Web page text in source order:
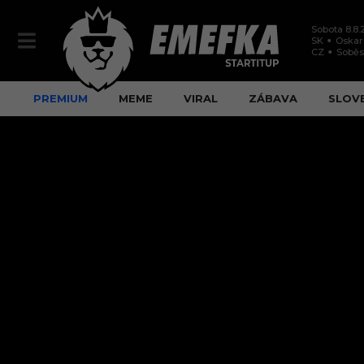
Sobota
SK
Oskar
CZ
PREMIUM MEME VIRAL ZÁBAVA